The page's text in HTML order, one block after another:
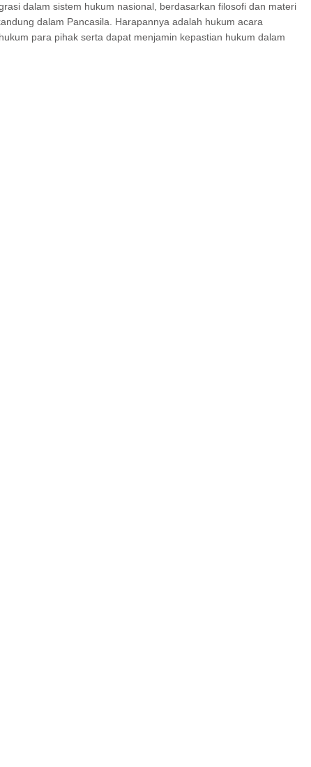
dalam sistem hukum nasional, berdasarkan filosofi dan materi
dalam Pancasila. Harapannya adalah hukum acara
para pihak serta dapat menjamin kepastian hukum dalam